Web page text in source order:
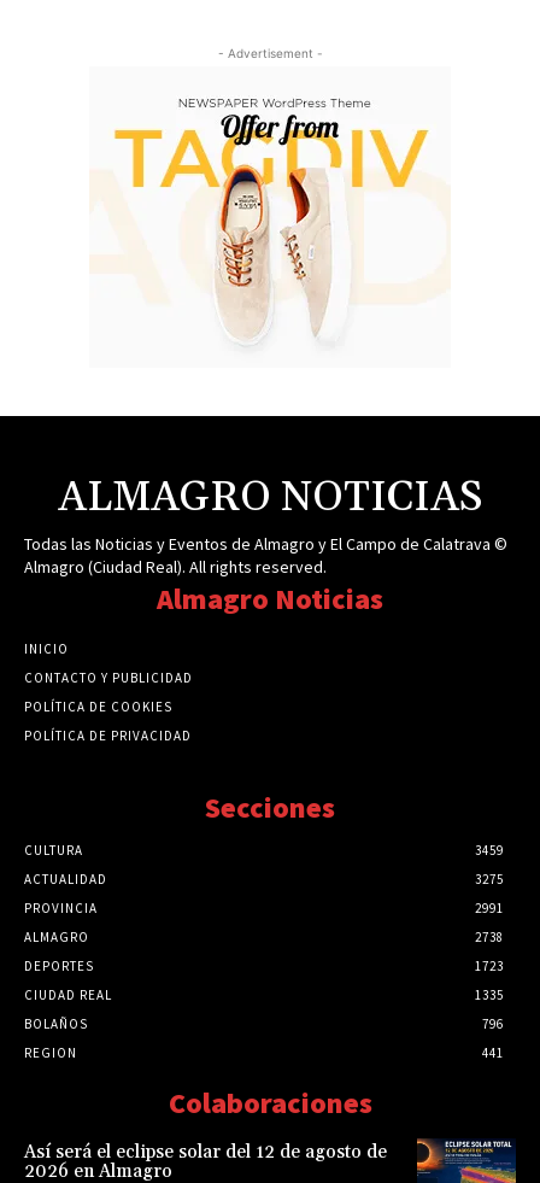
- Advertisement -
ALMAGRO NOTICIAS
Todas las Noticias y Eventos de Almagro y El Campo de Calatrava ©
Almagro (Ciudad Real). All rights reserved.
Almagro Noticias
INICIO
CONTACTO Y PUBLICIDAD
POLÍTICA DE COOKIES
POLÍTICA DE PRIVACIDAD
Secciones
CULTURA
3459
ACTUALIDAD
3275
PROVINCIA
2991
ALMAGRO
2738
DEPORTES
1723
CIUDAD REAL
1335
BOLAÑOS
796
REGION
441
Colaboraciones
Así será el eclipse solar del 12 de agosto de
2026 en Almagro